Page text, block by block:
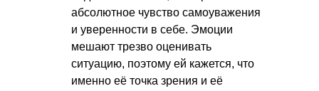
абсолютное чувство самоуважения
и уверенности в себе. Эмоции
мешают трезво оценивать
ситуацию, поэтому ей кажется, что
именно её точка зрения и её